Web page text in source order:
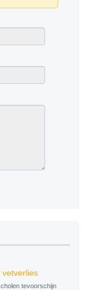
vetverlies
tevoorschijn